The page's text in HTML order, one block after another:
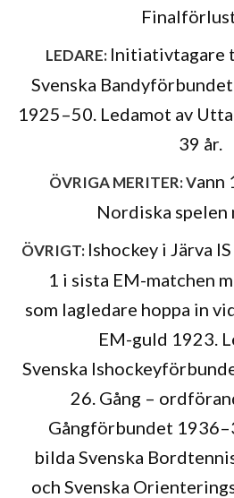
LEDARE: Initiativtagare
Svenska
1925–50. Ledamot av
39 år.
ÖVRIGA MERITER: Vann
Nordiska spelen
ÖVRIGT: Ishockey i Järva
1 i sista EM-matchen
som lagledare hoppa in
EM-guld 1923.
Svenska
26. Gång –
Gångförbundet
bilda Svenska
och Svenska